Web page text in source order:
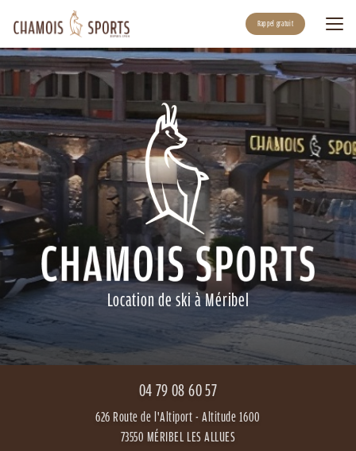
au
contenu
principal
Rappel gratuit
Location de ski à Méribel
04 79 08 60 57
626 Route de l'Altiport - Altitude 1600
73550 MÉRIBEL LES ALLUES